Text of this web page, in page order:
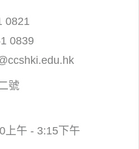
0821
0839
號
上午 - 3:15下午